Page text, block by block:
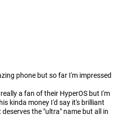
phone but so far I'm impressed
a fan of their HyperOS but I'm
kinda money I'd say it's brilliant
the "ultra" name but all in